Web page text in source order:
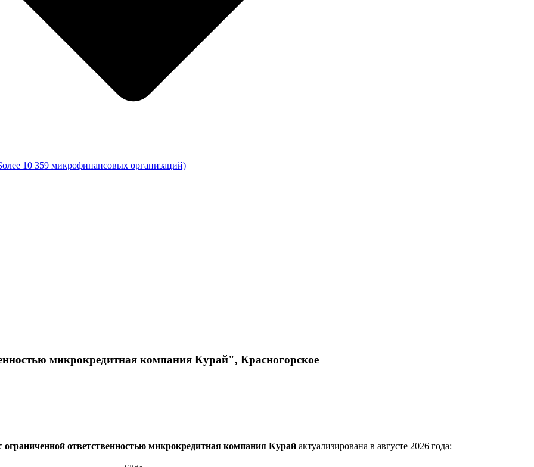
микрокредитная компания Курай", Красногорское
ограниченной ответственностью микрокредитная компания Курай актуализирована в августе 2026 года: